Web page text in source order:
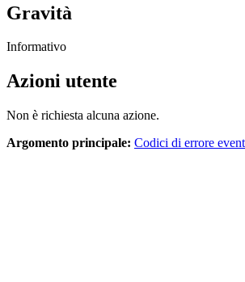
Gravità
Informativo
Azioni utente
Non è richiesta alcuna azione.
Argomento principale: Codici di errore